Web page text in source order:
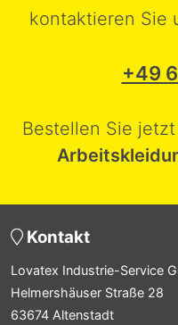
kontaktieren Sie
+49
Bestellen Sie
Kontakt
Lovatex Industrie-Service
Helmershäuser Straße 28
63674 Altenstadt